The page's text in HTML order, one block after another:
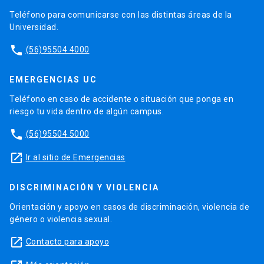
Teléfono para comunicarse con las distintas áreas de la
Universidad.
phone (56)95504 4000
EMERGENCIAS UC
Teléfono en caso de accidente o situación que ponga en
riesgo tu vida dentro de algún campus.
phone (56)95504 5000
launch Ir al sitio de Emergencias
DISCRIMINACIÓN Y VIOLENCIA
Orientación y apoyo en casos de discriminación, violencia de
género o violencia sexual.
launch Contacto para apoyo